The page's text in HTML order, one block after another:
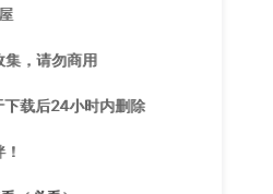
集，请勿商用
载后24小时内删除